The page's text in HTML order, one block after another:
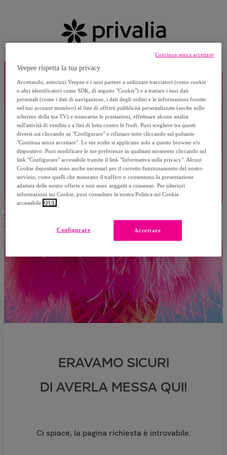
ERAVAMO SICURI
DI AVERLA MESSA QUI!
Ci spiace, la pagina richiesta è introvabile.
Veepee rispetta la tua privacy
Accettando, autorizzi Veepee e i suoi partner a utilizzare tracciatori (come cookie
o altri identificatori come SDK, di seguito "Cookie") e a trattare i tuoi dati
personali (come i dati di navigazione, i dati degli ordini e le informazioni fornite
nel tuo account membro) al fine di offrirti pubblicità personalizzate (anche sullo
schermo della tua TV) e misurarne le prestazioni, effettuare alcune analisi
sull'attività di vendita e a fini di lotta contro le frodi. Puoi scegliere tra questi
diversi usi cliccando su "Configurare" o rifiutare tutto cliccando sul pulsante
"Continua senza accettare". Le tue scelte si applicano solo a questo browser e/o
dispositivo. Puoi modificare le tue preferenze in qualsiasi momento cliccando sul
link "Configurare" accessibile tramite il link "Informativa sulla privacy". Alcuni
Cookie depositati sono anche necessari per il corretto funzionamento del nostro
servizio, come quelli che misurano il traffico o consentono la presentazione
adattata delle nostre offerte e non sono soggetti a consenso. Per ulteriori
informazioni sui Cookie, puoi consultare la nostra Politica sui Cookie
accessibile QUI.
Accettare
Configurare
Continua senza accettare